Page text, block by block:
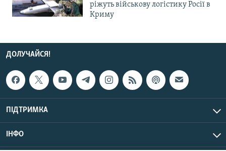
ріжуть військову логістику Росії в
Криму
ДОЛУЧАЙСЯ!
ПІДТРИМКА
ІНФО